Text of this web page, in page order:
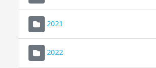
2021
2022